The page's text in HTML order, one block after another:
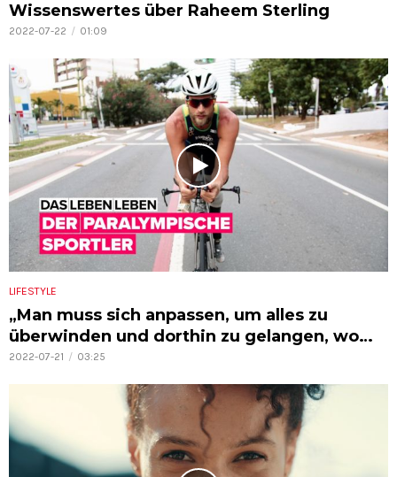
Wissenswertes über Raheem Sterling
2022-07-22 01:09
LIFESTYLE
„Man muss sich anpassen, um alles zu
überwinden und dorthin zu gelangen, wo
man hinwill.“
2022-07-21 03:25